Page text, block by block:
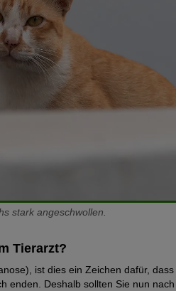
stark angeschwollen.
Tierarzt?
ist dies ein Zeichen dafür,
enden. Deshalb sollten Sie nun